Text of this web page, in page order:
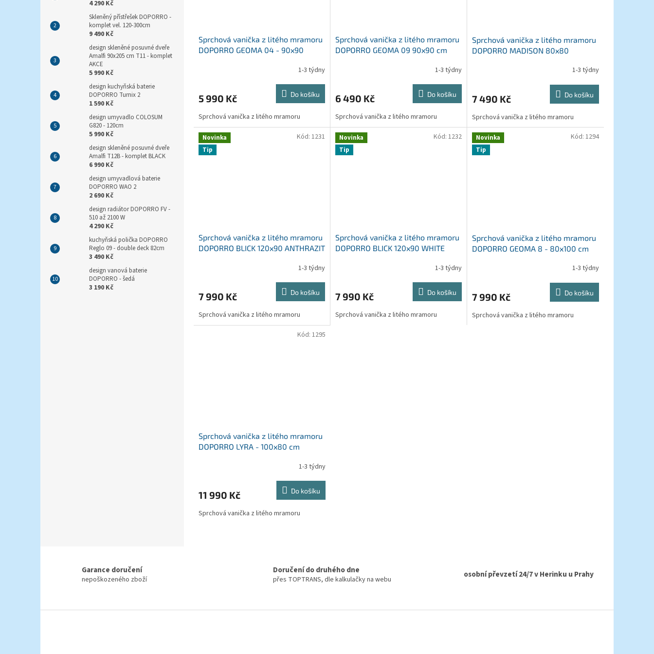
4 290 Kč
Skleněný přístřešek DOPORRO -
komplet vel. 120-300cm
9 490 Kč
design skleněné posuvné dveře
Amalfi 90x205 cm T11 - komplet
AKCE
5 990 Kč
design kuchyňská baterie
DOPORRO Turnix 2
1 590 Kč
design umyvadlo COLOSUM
G820 - 120cm
5 990 Kč
design skleněné posuvné dveře
Amalfi T12B - komplet BLACK
6 990 Kč
design umyvadlová baterie
DOPORRO WAO 2
2 690 Kč
design radiátor DOPORRO FV -
510 až 2100 W
4 290 Kč
kuchyňská polička DOPORRO
Reglo 09 - double deck 82cm
3 490 Kč
design vanová baterie
DOPORRO - šedá
3 190 Kč
Sprchová vanička z litého mramoru
DOPORRO GEOMA 04 - 90x90
1-3 týdny
5 990 Kč Do košíku
Sprchová vanička z litého mramoru
Sprchová vanička z litého mramoru
DOPORRO GEOMA 09 90x90 cm
1-3 týdny
6 490 Kč Do košíku
Sprchová vanička z litého mramoru
Sprchová vanička z litého mramoru
DOPORRO MADISON 80x80
1-3 týdny
7 490 Kč Do košíku
Sprchová vanička z litého mramoru
Novinka
Tip
Sprchová vanička z litého mramoru
DOPORRO BLICK 120x90 ANTHRAZIT
1-3 týdny
7 990 Kč Do košíku
Sprchová vanička z litého mramoru
Kód: 1231
Novinka
Tip
Sprchová vanička z litého mramoru
DOPORRO BLICK 120x90 WHITE
1-3 týdny
7 990 Kč Do košíku
Sprchová vanička z litého mramoru
Kód: 1232
Novinka
Tip
Sprchová vanička z litého mramoru
DOPORRO GEOMA 8 - 80x100 cm
1-3 týdny
7 990 Kč Do košíku
Sprchová vanička z litého mramoru
Kód: 1294
Sprchová vanička z litého mramoru
DOPORRO LYRA - 100x80 cm
1-3 týdny
11 990 Kč Do košíku
Sprchová vanička z litého mramoru
Kód: 1295
p
Garance doručení
nepoškozeného zboží
Doručení do druhého dne
přes TOPTRANS, dle kalkulačky na webu osobní převzetí 24/7 v Herinku u Prahy